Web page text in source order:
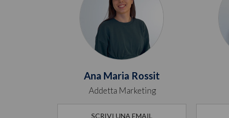
Ana Maria Rossit
Addetta Marketing
SCRIVI UNA EMAIL